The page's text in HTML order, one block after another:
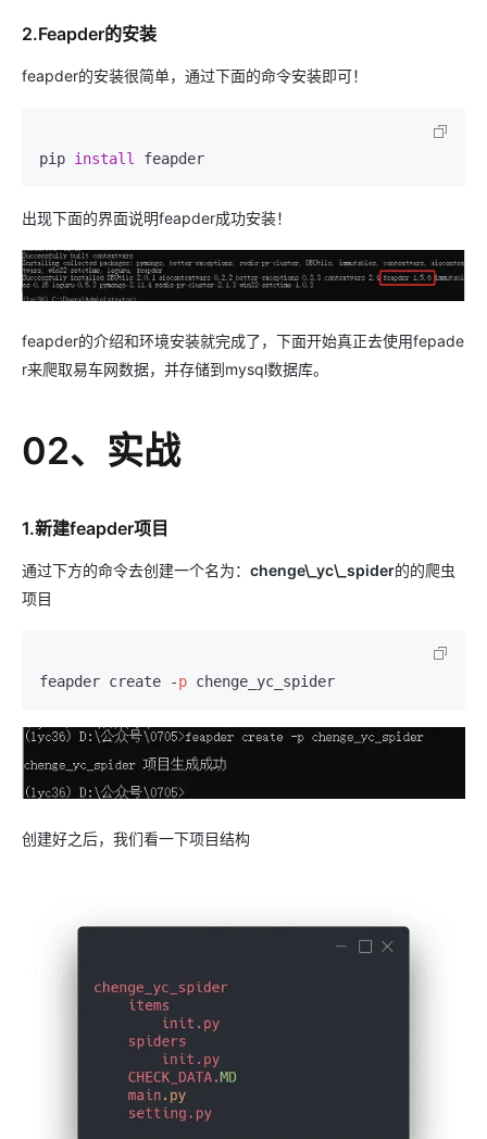
2.Feapder的安装
feapder的安装很简单，通过下面的命令安装即可！
pip install feapder
出现下面的界面说明feapder成功安装！
feapder的介绍和环境安装就完成了，下面开始真正去使用fepade
r来爬取易车网数据，并存储到mysql数据库。
02、实战
1.新建feapder项目
通过下方的命令去创建一个名为： chenge\_yc\_spider的的爬虫
项目
feapder create -p chenge_yc_spider
创建好之后，我们看一下项目结构